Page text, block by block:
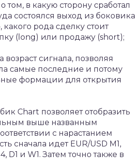
том, в какую сторону сработал
состоялся выход из боковика
какого рода сделку стоит
(long) или продажу (short);
возраст сигнала, позволяя
самые последние и потому
формации для открытия
Chart позволяет отобразить
выше названным
с нарастанием
сначала идет EUR/USD M1,
D1 и W1. Затем точно также в